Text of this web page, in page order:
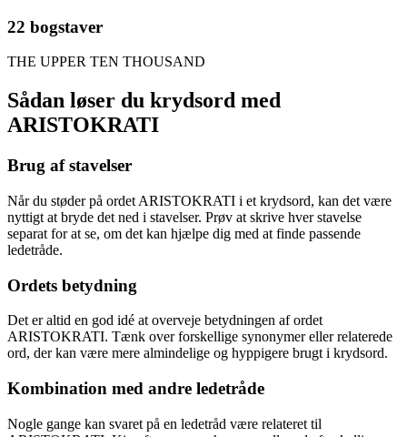
22 bogstaver
THE UPPER TEN THOUSAND
Sådan løser du krydsord med
ARISTOKRATI
Brug af stavelser
Når du støder på ordet ARISTOKRATI i et krydsord, kan det være
nyttigt at bryde det ned i stavelser. Prøv at skrive hver stavelse
separat for at se, om det kan hjælpe dig med at finde passende
ledetråde.
Ordets betydning
Det er altid en god idé at overveje betydningen af ordet
ARISTOKRATI. Tænk over forskellige synonymer eller relaterede
ord, der kan være mere almindelige og hyppigere brugt i krydsord.
Kombination med andre ledetråde
Nogle gange kan svaret på en ledetråd være relateret til